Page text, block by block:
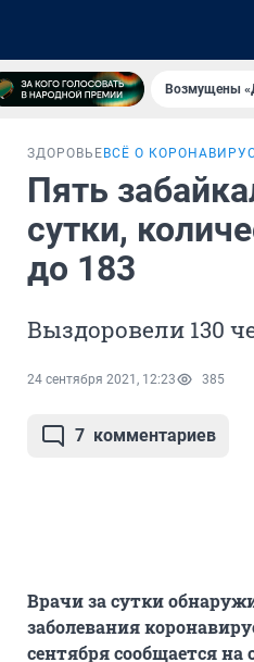
Возмущены
ЗДОРОВЬЕ ВСЁ О
Пять
сутки,
до 183
Выздоровели 130
24 сентября 2021, 12:23 385
7 комментариев
Врачи за сутки
заболевания
сентября сообщается